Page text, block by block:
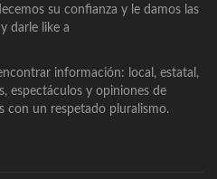
su confianza y le damos las
darle like a
información: local, estatal,
espectáculos y opiniones de
con un respetado pluralismo.